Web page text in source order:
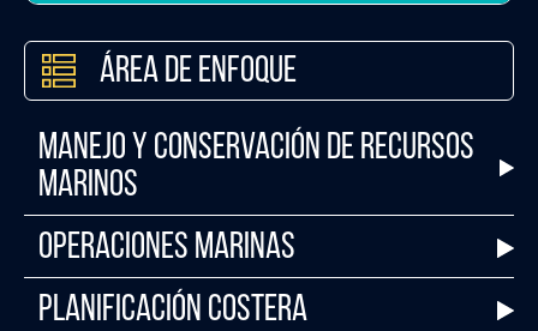
Área de Enfoque
Manejo y Conservación de Recursos
Marinos
Operaciones Marinas
Planificación Costera